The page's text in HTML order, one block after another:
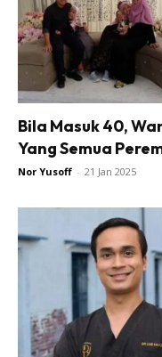
Bila Masuk 40,
Yang Semua
Nor Yusoff - 21 Jan 2025